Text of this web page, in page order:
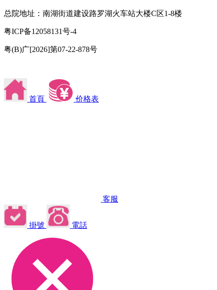
总院地址：南湖街道建设路罗湖火车站大楼C区1-8楼
粤ICP备12058131号-4
粤(B)广[2026]第07-22-878号
首頁 价格表
客服
掛號 電話